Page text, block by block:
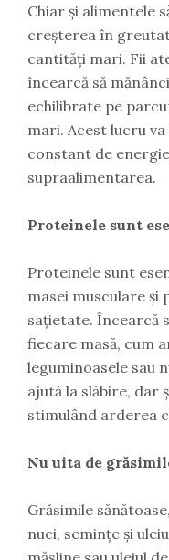
Chiar și alimentele
creșterea în
cantități mari. Fii
încearcă să
echilibrate pe
mari. Acest lucru
constant de
supraalimentarea.
Proteinele sunt
Proteinele sunt
masei musculare și
sațietate. Încearcă
fiecare masă, cum
leguminoasele sau
ajută la slăbire, dar
stimulând arderea
Nu uita de
Grăsimile
nuci, semințe și